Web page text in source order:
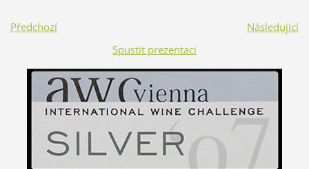
Předchozí
Následující
Spustit prezentaci